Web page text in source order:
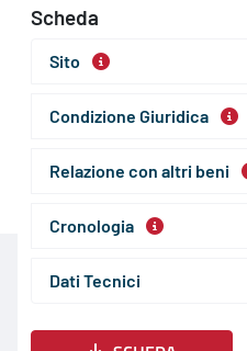
Scheda
Sito
Condizione Giuridica
Relazione con altri beni
Cronologia
Dati Tecnici